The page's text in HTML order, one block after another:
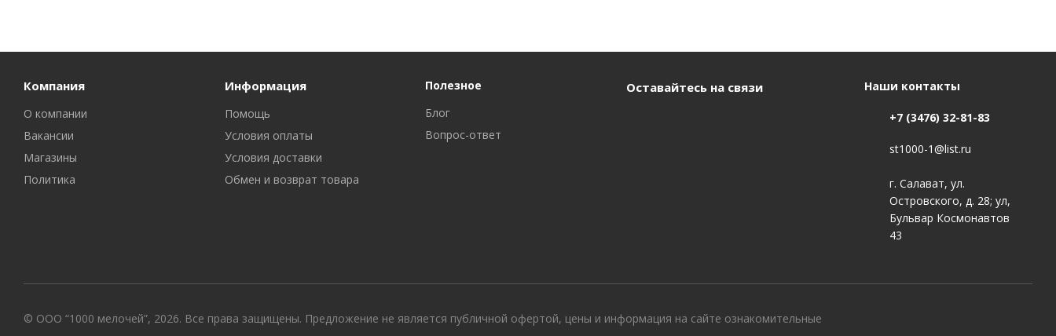
Компания
О компании
Вакансии
Магазины
Политика
Информация
Помощь
Условия оплаты
Условия доставки
Обмен и возврат товара
Полезное
Блог
Вопрос-ответ
Оставайтесь на связи Наши контакты
+7 (3476) 32-81-83
st1000-1@list.ru
г. Салават, ул.
Островского, д. 28; ул,
Бульвар Космонавтов
43
© ООО “1000 мелочей”, 2026. Все права защищены. Предложение не является публичной офертой, цены и информация на сайте ознакомительные